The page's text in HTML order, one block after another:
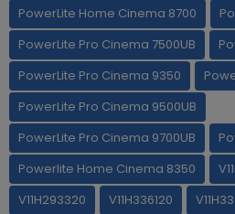
PowerLite Home Cinema 8700
PowerLite Pro Cinema 7500UB
PowerLite Pro Cinema 9350
PowerLite Pro Cinema 9500UB
PowerLite Pro Cinema 9700UB
Powerlite Home Cinema 8350
V11H293320
V11H336120